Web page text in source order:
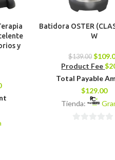
y
Batidora OSTER
W
$139.00 $
Product Fee$
Total Payable
$129.00
Tienda: